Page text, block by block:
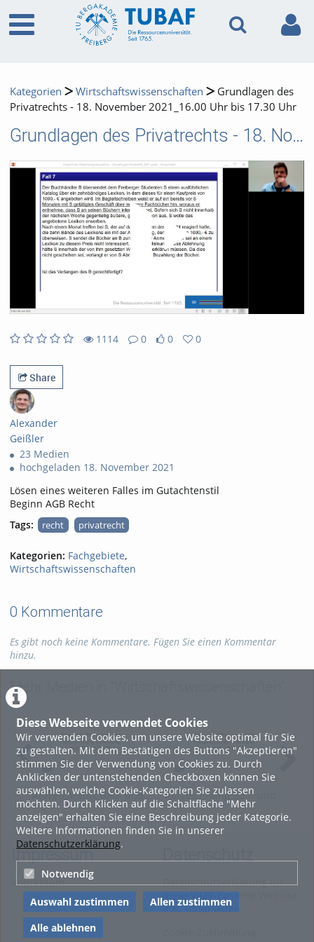
Diese Webseite verwendet Cookies
Wir verwenden Cookies, um unsere Website optimal für Sie
zu gestalten. Mit dem Bestätigen des Buttons "Akzeptieren"
stimmen Sie der Verwendung von Cookies zu. Durch
Anklicken der untenstehenden Checkboxen können Sie
auswählen, welche Cookie-Kategorien Sie zulassen
möchten. Durch Klicken auf die Schaltfläche "Mehr
anzeigen" erhalten Sie eine Beschreibung jeder Kategorie.
Weitere Informationen finden Sie in unserer
Datenschutzerklärung.
Notwendig
Auswahl zustimmen
Allen zustimmen
Alle ablehnen
Kategorien Wirtschaftswissenschaften
Grundlagen des
Privatrechts - 18. November 2021_16.00 Uhr bis 17.30 Uhr
Grundlagen des Privatrechts - 18. November 2021_16.00 Uhr bis 17.30 Uhr
1114
0
0
0
Share
Alexander
Geißler
23 Medien
hochgeladen 18. November 2021
Lösen eines weiteren Falles im Gutachtenstil
Beginn AGB Recht
Tags:
recht privatrecht
Kategorien: Fachgebiete,
Wirtschaftswissenschaften
0 Kommentare
Es gibt noch keine Kommentare. Fügen Sie einen Kommentar
hinzu.
Mehr Medien in "Wirtschaftswissenschaften"
Aufzeichnung Bau- und
Planungsrecht v.
22.06.2026
Aufzeichnung Bau- und
Planungsrecht v.
15.06.2026
Impressum
Impressum
Datenschutzerklärung für
diese ViMP-basierte Website
inkl. Unterseiten